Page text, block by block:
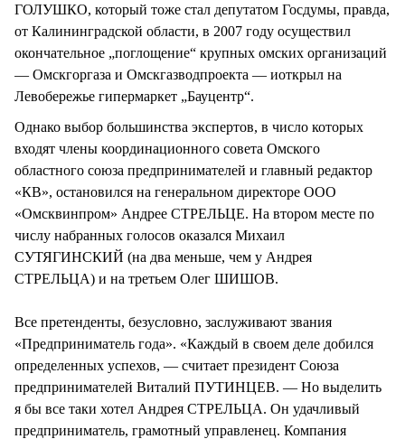
ГОЛУШКО, который тоже стал депутатом Госдумы, правда,
от Калининградской области, в 2007 году осуществил
окончательное „поглощение“ крупных омских организаций
— Омскгоргаза и Омскгазводпроекта — иоткрыл на
Левобережье гипермаркет „Бауцентр“.
Однако выбор большинства экспертов, в число которых
входят члены координационного совета Омского
областного союза предпринимателей и главный редактор
«КВ», остановился на генеральном директоре ООО
«Омсквинпром» Андрее СТРЕЛЬЦЕ. На втором месте по
числу набранных голосов оказался Михаил
СУТЯГИНСКИЙ (на два меньше, чем у Андрея
СТРЕЛЬЦА) и на третьем Олег ШИШОВ.
Все претенденты, безусловно, заслуживают звания
«Предприниматель года». «Каждый в своем деле добился
определенных успехов, — считает президент Союза
предпринимателей Виталий ПУТИНЦЕВ. — Но выделить
я бы все таки хотел Андрея СТРЕЛЬЦА. Он удачливый
предприниматель, грамотный управленец. Компания